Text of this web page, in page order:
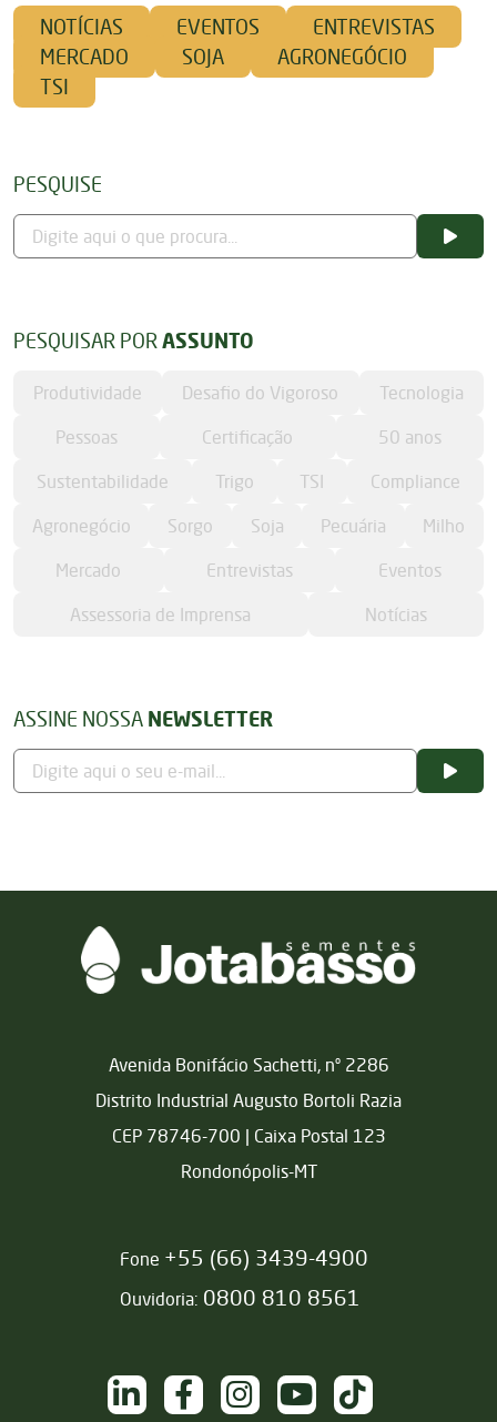
NOTÍCIAS EVENTOS
ENTREVISTAS
MERCADO
SOJA
AGRONEGÓCIO
TSI
PESQUISE
PESQUISAR POR ASSUNTO
Produtividade Desafio do Vigoroso
Tecnologia
Pessoas
Certificação
50 anos
Sustentabilidade
Trigo TSI
Compliance
Agronegócio
Sorgo Soja Pecuária
Milho
Mercado
Entrevistas
Eventos
Assessoria de Imprensa
Notícias
ASSINE NOSSA NEWSLETTER
Matriz
Avenida Bonifácio Sachetti, nº 2286
Distrito Industrial Augusto Bortoli Razia
CEP 78746-700 | Caixa Postal 123
Rondonópolis-MT
Fone +55 (66) 3439-4900
Ouvidoria: 0800 810 8561
NAS REDES SOCIAIS